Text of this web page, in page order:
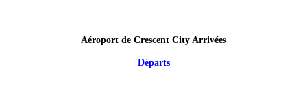
Aéroport de Crescent City Arrivées
Départs